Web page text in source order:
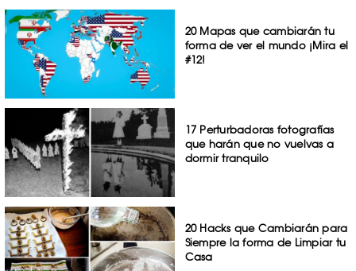
20 Mapas que cambiarán tu
forma de ver el mundo ¡Mira el
#12!
17 Perturbadoras fotografías
que harán que no vuelvas a
dormir tranquilo
20 Hacks que Cambiarán para
Siempre la forma de Limpiar tu
Casa